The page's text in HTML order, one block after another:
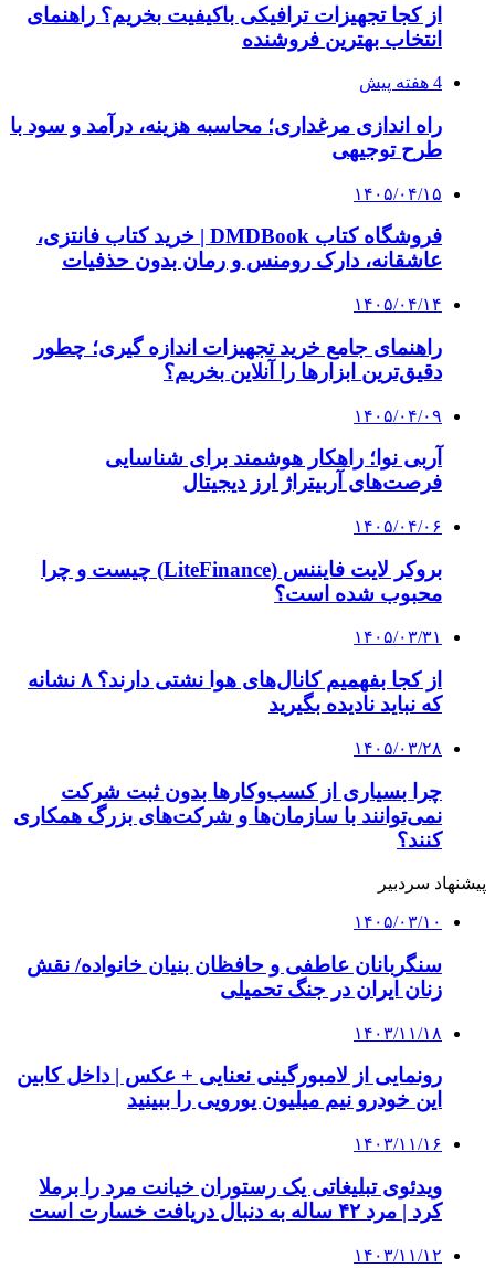
از کجا تجهیزات ترافیکی باکیفیت بخریم؟ راهنمای
انتخاب بهترین فروشنده
4 هفته پیش
راه اندازی مرغداری؛ محاسبه هزینه، درآمد و سود با
طرح توجیهی
۱۴۰۵/۰۴/۱۵
فروشگاه کتاب DMDBook | خرید کتاب فانتزی،
عاشقانه، دارک رومنس و رمان بدون حذفیات
۱۴۰۵/۰۴/۱۴
راهنمای جامع خرید تجهیزات اندازه گیری؛ چطور
دقیق‌ترین ابزارها را آنلاین بخریم؟
۱۴۰۵/۰۴/۰۹
آربی نوا؛ راهکار هوشمند برای شناسایی
فرصت‌های آربیتراژ ارز دیجیتال
۱۴۰۵/۰۴/۰۶
بروکر لایت فایننس (LiteFinance) چیست و چرا
محبوب شده است؟
۱۴۰۵/۰۳/۳۱
از کجا بفهمیم کانال‌های هوا نشتی دارند؟ ۸ نشانه
که نباید نادیده بگیرید
۱۴۰۵/۰۳/۲۸
چرا بسیاری از کسب‌وکارها بدون ثبت شرکت
نمی‌توانند با سازمان‌ها و شرکت‌های بزرگ همکاری
کنند؟
پیشنهاد سردبیر
۱۴۰۵/۰۳/۱۰
سنگربانان عاطفی و حافظان بنیان خانواده/ نقش
زنان ایران در جنگ تحمیلی
۱۴۰۳/۱۱/۱۸
رونمایی از لامبورگینی نعنایی + عکس | داخل کابین
این خودرو نیم میلیون یورویی را ببینید
۱۴۰۳/۱۱/۱۶
ویدئوی تبلیغاتی یک رستوران خیانت مرد را برملا
کرد | مرد ۴۲ ساله به دنبال دریافت خسارت است
۱۴۰۳/۱۱/۱۲